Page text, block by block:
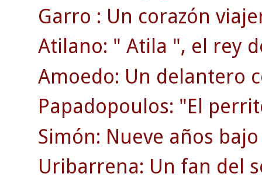
Garro : Un corazón
Atilano: " Atila ", el rey
Amoedo: Un delantero
Papadopoulos: "El
Simón: Nueve años
Uribarrena: Un fan del